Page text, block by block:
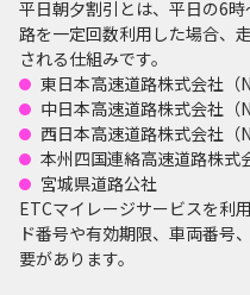
平日朝夕割引とは、平日の6
路を一定回数利用した場合、
される仕組みです。
東日本高速道路株式会社（
中日本高速道路株式会社（
西日本高速道路株式会社（
本州四国連絡高速道路株式
宮城県道路公社
ETCマイレージサービスを利
ド番号や有効期限、車両番号
要があります。